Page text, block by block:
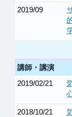
2019/09
講師・講演
2019/02/21
2018/10/21